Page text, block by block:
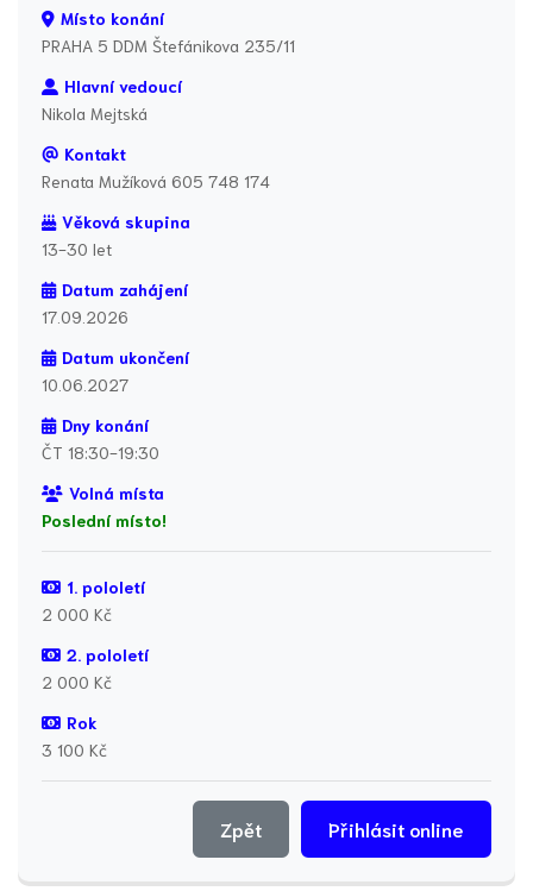
Místo konání
PRAHA 5 DDM Štefánikova 235/11
Hlavní vedoucí
Nikola Mejtská
Kontakt
Renata Mužíková 605 748 174
Věková skupina
13-30 let
Datum zahájení
17.09.2026
Datum ukončení
10.06.2027
Dny konání
ČT 18:30-19:30
Volná místa
Poslední místo!
1. pololetí
2 000 Kč
2. pololetí
2 000 Kč
Rok
3 100 Kč
Přihlásit online
Zpět